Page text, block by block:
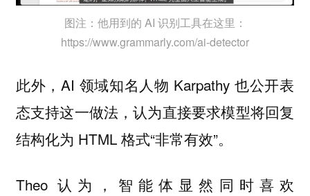
图注：他用到的 AI 识别工具在这里：
https://www.grammarly.com/ai-detector
此外，AI 领域知名人物 Karpathy 也公开表
态支持这一做法，认为直接要求模型将回复
结构化为 HTML 格式“非常有效”。
Theo 认为，智能体显然同时喜欢